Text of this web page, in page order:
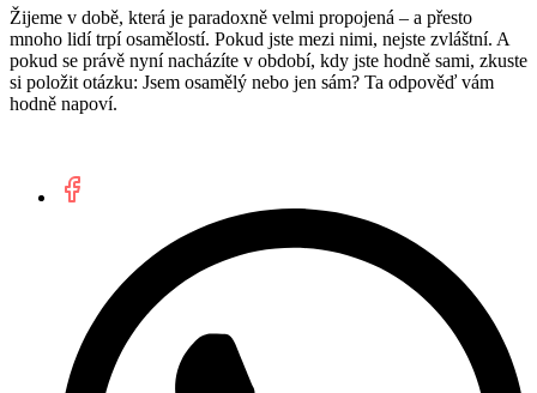
Žijeme v době, která je paradoxně velmi propojená – a přesto
mnoho lidí trpí osamělostí. Pokud jste mezi nimi, nejste zvláštní. A
pokud se právě nyní nacházíte v období, kdy jste hodně sami, zkuste
si položit otázku: Jsem osamělý nebo jen sám? Ta odpověď vám
hodně napoví.